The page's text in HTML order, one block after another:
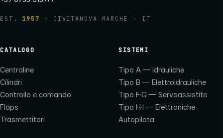
EST. 1957 · CIVITANOVA MARCHE · IT
CATALOGO
Centraline
Cilindri
Controllo e comando
Flaps
Trasmettitori
SISTEMI
Tipo A — Idrauliche
Tipo B — Elettroidrauliche
Tipo F·G — Servoassistite
Tipo H·I — Elettroniche
Autopilota